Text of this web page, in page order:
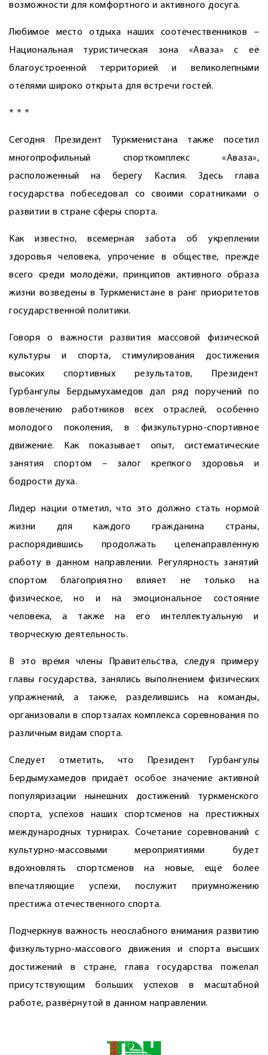
возможности для ком­форт­ного и активного досуга.
Любимое место отдыха наших соотечественников –
Национальная туристическая зона «Аваза» с её
благоустроенной территорией и великолепными
отелями широко открыта для встречи гостей.
* * *
Сегодня Президент Туркменистана также посетил
многопрофильный спорткомплекс «Аваза»,
расположенный на берегу Кас­пия. Здесь глава
государства побеседовал со своими соратниками о
развитии в стране сферы спорта.
Как известно, всемерная забота об укреплении
здоровья человека, упрочение в обществе, прежде
всего среди молодёжи, принципов активного образа
жизни возведены в Туркменистане в ранг приоритетов
государственной политики.
Говоря о важности развития массовой физической
культуры и спорта, стимулирования достижения
высоких спортивных результатов, Президент
Гурбангулы Бердымухамедов дал ряд поручений по
вовлечению работников всех отраслей, особенно
молодого поколения, в физкультурно-спортивное
движение. Как показывает опыт, систематические
занятия спортом – залог крепкого здоровья и
бодрости духа.
Лидер нации отметил, что это должно стать нормой
жизни для каждого гражданина страны,
распорядившись продолжать целенаправленную
работу в данном направлении. Регулярность занятий
спортом благоприятно влияет не только на
физическое, но и на эмоциональное состояние
человека, а также на его интеллектуальную и
творческую деятельность.
В это время члены Правительства, следуя примеру
главы государства, занялись выполнением физических
упражнений, а также, разделившись на команды,
организовали в спортзалах комплекса соревнования по
различным видам спорта.
Следует отметить, что Президент Гурбангулы
Бердымухамедов придаёт особое значение активной
популяризации нынешних достижений туркменского
спорта, успехов наших спортсменов на престижных
международных турнирах. Сочетание соревнований с
культурно-массовыми мероприятиями будет
вдохновлять спортсменов на новые, ещё более
впечатляющие успехи, послужит приумножению
престижа оте­чественного спорта.
Подчеркнув важность неослабного внимания развитию
физкультурно-массового движения и спорта высших
достижений в стране, глава государства пожелал
присутствующим больших успехов в масштабной
работе, развёрнутой в данном направлении.